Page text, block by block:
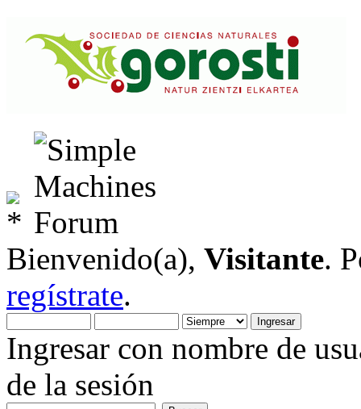
Bienvenido(a), Visitante.
regístrate.
Ingresar con nombre de
de la sesión